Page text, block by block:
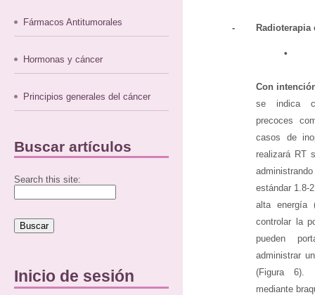
Fármacos Antitumorales
Hormonas y cáncer
Principios generales del cáncer
Buscar artículos
Search this site:
Inicio de sesión
- Radioterapia
•
Con
se indica
precoces
casos de
realizará RT
estándar 1.8-
alta energía
controlar la
pueden
administrar
(Figura 6).
mediante